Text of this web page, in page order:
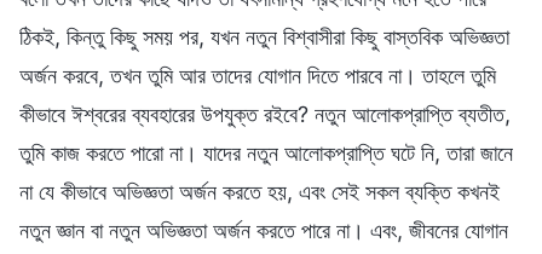
ঠিকই, কিন্তু কিছু সময় পর, যখন নতুন বিশ্বাসীরা কিছু বাস্তবিক অভিজ্ঞতা
অর্জন করবে, তখন তুমি আর তাদের যোগান দিতে পারবে না। তাহলে তুমি
কীভাবে ঈশ্বরের ব্যবহারের উপযুক্ত রইবে? নতুন আলোকপ্রাপ্তি ব্যতীত,
তুমি কাজ করতে পারো না। যাদের নতুন আলোকপ্রাপ্তি ঘটে নি, তারা জানে
না যে কীভাবে অভিজ্ঞতা অর্জন করতে হয়, এবং সেই সকল ব্যক্তি কখনই
নতুন জ্ঞান বা নতুন অভিজ্ঞতা অর্জন করতে পারে না। এবং, জীবনের যোগান